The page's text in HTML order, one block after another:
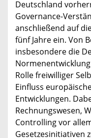
Deutschland
Governance-
anschließend auf
fünf Jahre ein. Von
insbesondere die
Rolle freiwilliger
Einfluss
Entwicklungen.
Rechnungswesen,
Controlling vor
Gesetzesinitiativen